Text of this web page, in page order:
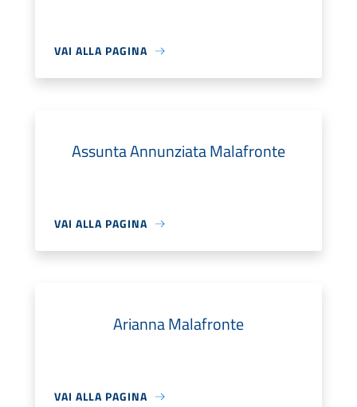
VAI ALLA PAGINA
Assunta Annunziata Malafronte
VAI ALLA PAGINA
Arianna Malafronte
VAI ALLA PAGINA